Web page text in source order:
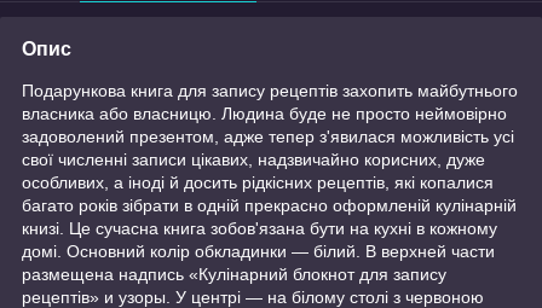
Опис
Подарункова книга для запису рецептів захопить майбутнього
власника або власницю. Людина буде не просто неймовірно
задоволений презентом, адже тепер з'явилася можливість усі
свої численні записи цікавих, надзвичайно корисних, дуже
особливих, а іноді й досить рідкісних рецептів, які копалися
багато років зібрати в одній прекрасно оформленій кулінарній
книзі. Це сучасна книга зобов'язана бути на кухні в кожному
домі. Основний колір обкладинки — білий. В верхней части
размещена надпись «Кулінарний блокнот для запису
рецептів» и узоры. У центрі — на білому столі з червоною